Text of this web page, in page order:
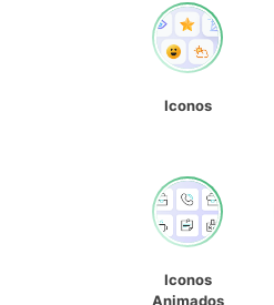
Iconos
Iconos
Animados